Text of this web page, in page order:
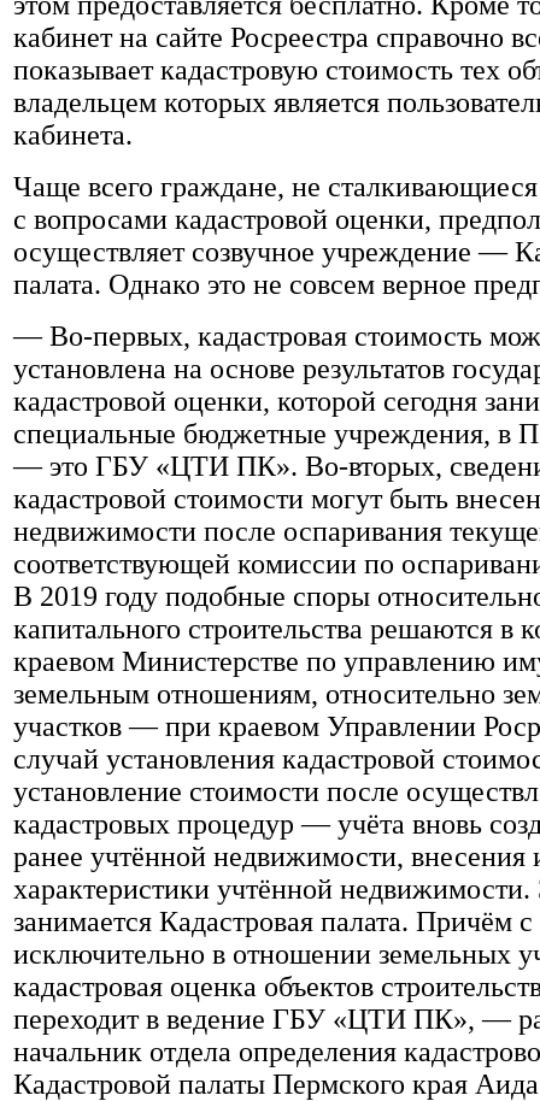
кабинет на сайте Росреестра справочно
показывает кадастровую стоимость тех
владельцем которых является
кабинета.
Чаще всего граждане, не
с вопросами кадастровой оценки,
осуществляет созвучное учреждение —
палата. Однако это не совсем верное
— Во-первых, кадастровая стоимость
установлена на основе результатов
кадастровой оценки, которой сегодня
специальные бюджетные учреждения, в
— это ГБУ «ЦТИ ПК». Во-вторых,
кадастровой стоимости могут быть
недвижимости после оспаривания
соответствующей комиссии по
В 2019 году подобные споры
капитального строительства решаются в
краевом Министерстве по управлению
земельным отношениям, относительно
участков — при краевом Управлении
случай установления кадастровой
установление стоимости после
кадастровых процедур — учёта вновь
ранее учтённой недвижимости, внесения
характеристики учтённой
занимается Кадастровая палата. Причём с
исключительно в отношении земельных
кадастровая оценка объектов
переходит в ведение ГБУ «ЦТИ ПК», —
начальник отдела определения
Кадастровой палаты Пермского края